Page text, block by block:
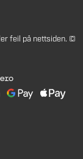
feil på nettsiden. ©